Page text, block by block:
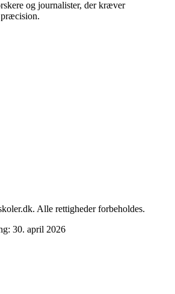
og journalister, der kræver
Alle rettigheder forbeholdes.
30. april 2026